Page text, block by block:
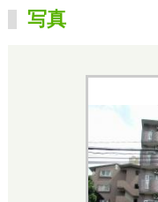
写真